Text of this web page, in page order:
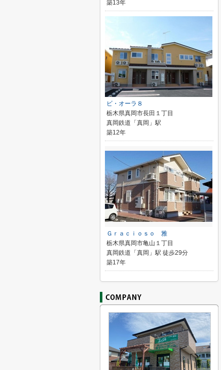
築13年
ビ・オーラ８
栃木県真岡市長田１丁目
真岡鉄道「真岡」駅
築12年
Ｇｒａｃｉｏｓｏ 雅
栃木県真岡市亀山１丁目
真岡鉄道「真岡」駅 徒歩29分
築17年